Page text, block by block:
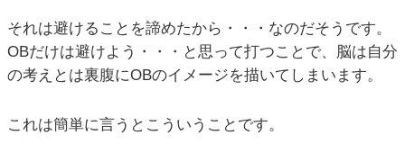
それは避けることを諦めたから・・・なのだそうです。
OBだけは避けよう・・・と思って打つことで、脳は自分
の考えとは裏腹にOBのイメージを描いてしまいます。
これは簡単に言うとこういうことです。